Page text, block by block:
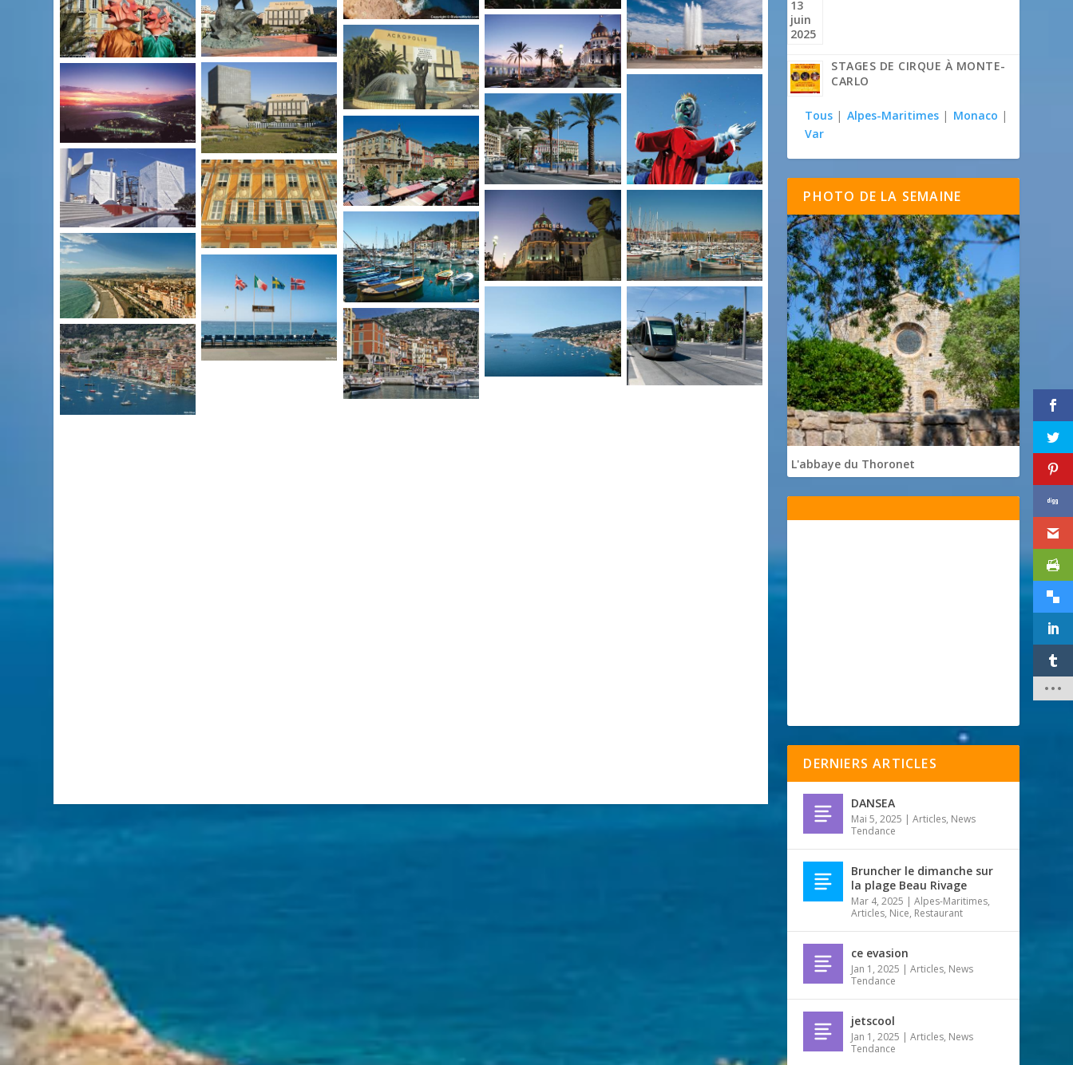
STAGES DE CIRQUE À MONTE-
CARLO
Tous | Alpes-Maritimes | Monaco |
Var
PHOTO DE LA SEMAINE
L'abbaye du Thoronet
DERNIERS ARTICLES
DANSEA
Mai 5, 2025 |Articles, News
Tendance
Bruncher le dimanche sur
la plage Beau Rivage
Mar 4, 2025 |Alpes-Maritimes,
Articles, Nice, Restaurant
ce evasion
Jan 1, 2025 |Articles, News
Tendance
jetscool
Jan 1, 2025 |Articles, News
Tendance